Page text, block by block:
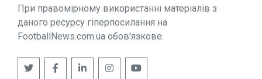
При правомірному використанні матеріалів з
даного ресурсу гіперпосилання на
FootballNews.com.ua обов'язкове.